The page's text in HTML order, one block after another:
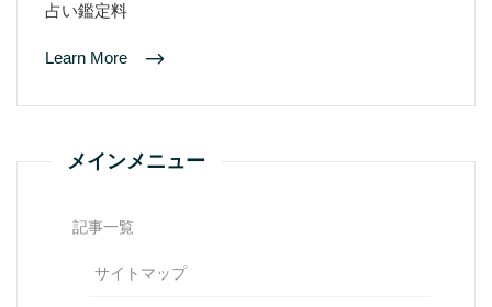
占い鑑定料
Learn More
メインメニュー
記事一覧
サイトマップ